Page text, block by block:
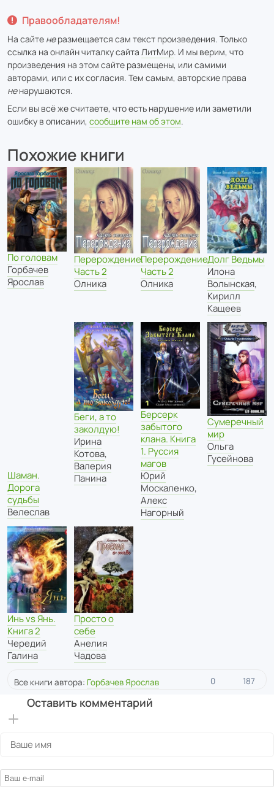
Правообладателям!
На сайте неразмещается сам текст произведения. Только
ссылка на онлайн читалку сайта ЛитМир. И мы верим, что
произведения на этом сайте размещены, или самими
авторами, или с их согласия. Тем самым, авторские права
ненарушаются.
Если вы всё же считаете, что есть нарушение или заметили
ошибку в описании, сообщите нам об этом.
Похожие книги
По головам
Горбачев
Ярослав
Перерождение.
Часть 2
Олника
Перерождение.
Часть 2
Олника
Долг Ведьмы
Илона
Волынская,
Кирилл
Кащеев
Шаман.
Дорога
судьбы
Велеслав
Беги, а то
заколдую!
Ирина
Котова,
Валерия
Панина
Берсерк
забытого
клана. Книга
1. Руссия
магов
Юрий
Москаленко,
Алекс
Нагорный
Сумеречный
мир
Ольга
Гусейнова
Инь vs Янь.
Книга 2
Чередий
Галина
Просто о
себе
Анелия
Чадова
Все книги автора: Горбачев Ярослав 0 187
Оставить комментарий